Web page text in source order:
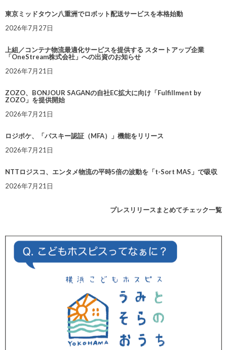
東京ミッドタウン八重洲でロボット配送サービスを本格始動
2026年7月27日
上組／コンテナ物流最適化サービスを提供する スタートアップ企業
「OneStream株式会社」への出資のお知らせ
2026年7月21日
ZOZO、BONJOUR SAGANの自社EC拡大に向け「Fulfillment by
ZOZO」を提供開始
2026年7月21日
ロジポケ、「パスキー認証（MFA）」機能をリリース
2026年7月21日
NTTロジスコ、エンタメ物流の平時5倍の波動を「t-Sort MAS」で吸収
2026年7月21日
プレスリリースまとめてチェック一覧